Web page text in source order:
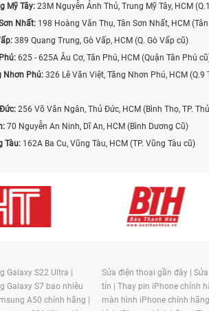
Mỹ Tây: 23M Nguyễn Ảnh Thủ, Trung Mỹ Tây, HCM
Nhất: 198 Hoàng Văn Thụ, Tân Sơn Nhất, HCM
389 Quang Trung, Gò Vấp, HCM (Q. Gò Vấp cũ)
625 - 625A Âu Cơ, Tân Phú, HCM (Quận Tân Phú
Nhơn Phú: 326 Lê Văn Việt, Tăng Nhơn Phú, HCM (Q.9
256 Võ Văn Ngân, Thủ Đức, HCM (Bình Thọ, TP.
70 Nguyễn An Ninh, Dĩ An, HCM (Bình Dương Cũ)
Tàu: 162A Ba Cu, Vũng Tàu, HCM (TP. Vũng Tàu cũ)
Galaxy S22 Ultra |
Galaxy S7 bao nhiêu
A50 chính hãng |
Sửa điện thoại gần đây |
tín | Thay pin iPhone chính
màn hình iPhone chính